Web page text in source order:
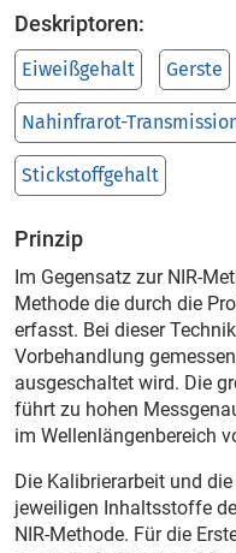
Deskriptoren:
Eiweißgehalt Gerste
Nahinfrarot-
Stickstoffgehalt
Prinzip
Im Gegensatz zur NIR-
Methode die durch die
erfasst. Bei dieser
Vorbehandlung
ausgeschaltet wird. Die
führt zu hohen
im Wellenlängenbereich
Die Kalibrierarbeit und
jeweiligen Inhaltsstoffe
NIR-Methode. Für die